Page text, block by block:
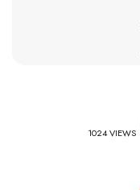
1024 VIEWS